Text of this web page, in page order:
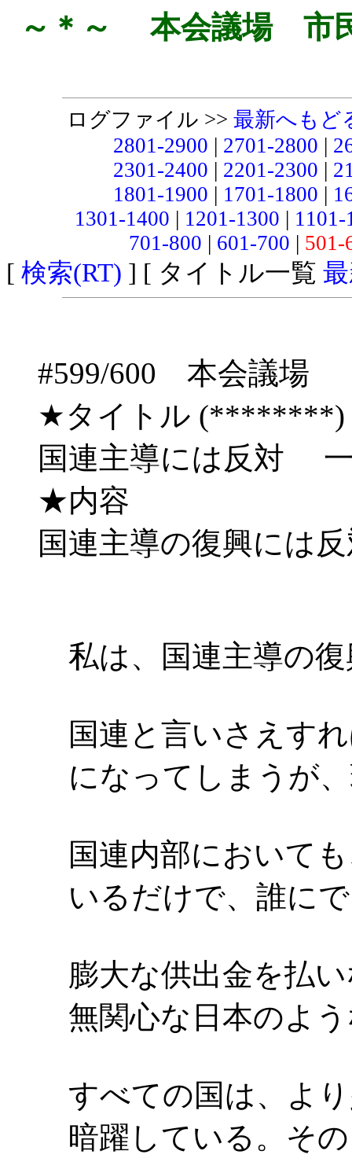
～＊～ 本会議場 市
ログファイル >> 最新へもど
2801-2900 | 2701-2800 |
2301-2400 | 2201-2300 |
1801-1900 | 1701-1800 |
1301-1400 | 1201-1300 |
701-800 | 601-700 |
[ 検索(RT) ] [ タイトル一覧
#599/600 本会議場
★タイトル (********)
国連主導には反対
★内容
国連主導の復興には
私は、国連主導の
国連と言いさえす
になってしまうが
国連内部において
いるだけで、誰に
膨大な供出金を払
無関心な日本のよ
すべての国は、よ
暗躍している。そ